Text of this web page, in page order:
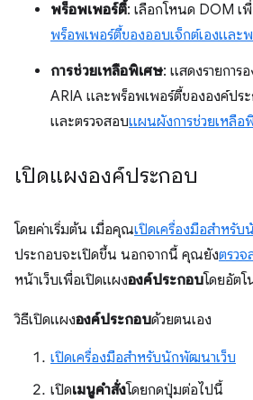
พร็อพเพอร์ตี้: เลือกโหนด DOM เ
พร็อพเพอร์ตี้ของออบเจ็กต์เองและ
การช่วยเหลือพิเศษ: แสดงรายการ
ARIA และพร็อพเพอร์ตี้ขององค์ปร
และตรวจสอบแผนผังการช่วยเหลือ
เปิดแผงองค์ประกอบ
โดยค่าเริ่มต้น เมื่อคุณเปิดเครื่องมือสำหรั
ประกอบจะเปิดขึ้น นอกจากนี้ คุณยังตรว
หน้าเว็บเพื่อเปิดแผงองค์ประกอบโดยอัต
วิธีเปิดแผงองค์ประกอบด้วยตนเอง
เปิดเครื่องมือสำหรับนักพัฒนาเว็บ
เปิดเมนูคำสั่งโดยกดปุ่มต่อไปนี้